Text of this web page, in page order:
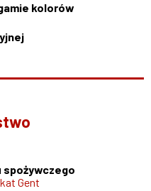
kolorów
spożywczego
Gent